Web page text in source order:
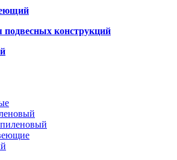
подвесных конструкций